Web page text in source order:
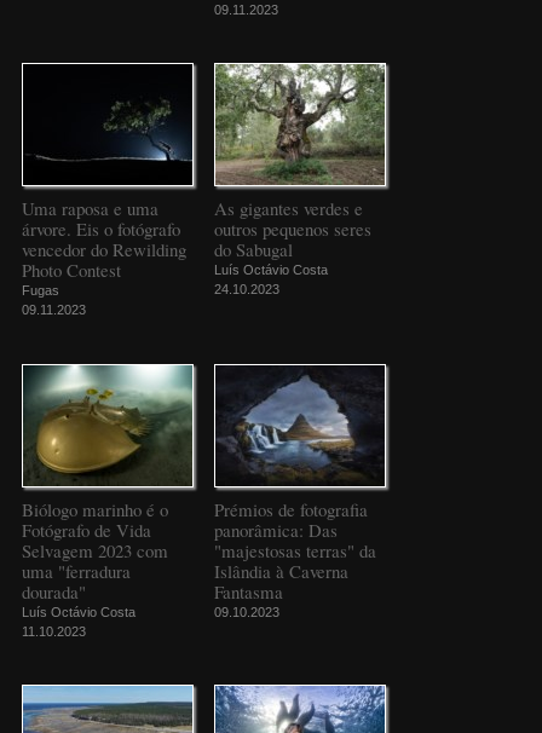
09.11.2023
Uma raposa e uma
árvore. Eis o fotógrafo
vencedor do Rewilding
Photo Contest
Fugas
09.11.2023
As gigantes verdes e
outros pequenos seres
do Sabugal
Luís Octávio Costa
24.10.2023
Biólogo marinho é o
Fotógrafo de Vida
Selvagem 2023 com
uma "ferradura
dourada"
Luís Octávio Costa
11.10.2023
Prémios de fotografia
panorâmica: Das
"majestosas terras" da
Islândia à Caverna
Fantasma
09.10.2023